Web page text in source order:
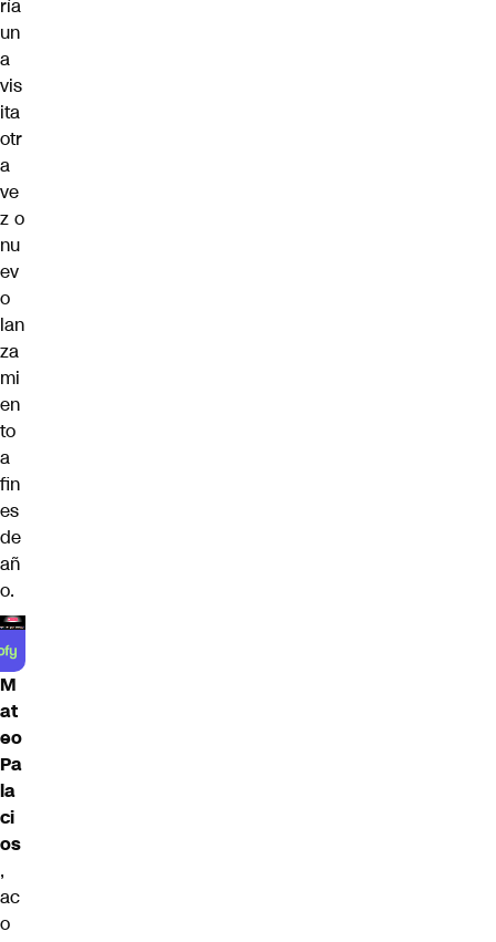
ría
un
a
vis
ita
otr
a
ve
z o
nu
ev
o
lan
za
mi
en
to
a
fin
es
de
añ
o.
M
at
eo
Pa
la
ci
os
,
ac
o